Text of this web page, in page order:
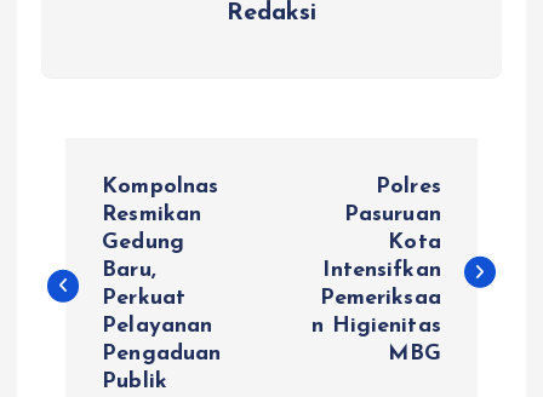
Redaksi
v
Kompolnas
Resmikan
Gedung
Baru,
Perkuat
Pelayanan
Pengaduan
Publik
Polres
Pasuruan
Kota
Intensifkan
Pemeriksaa
n Higienitas
MBG